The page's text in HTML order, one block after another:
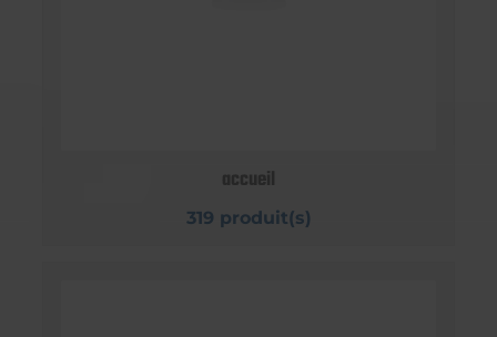
accueil
319 produit(s)